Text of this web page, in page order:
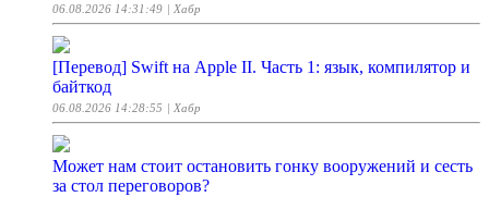
06.08.2026 14:31:49 | Хабр
[Перевод] Swift на Apple II. Часть 1: язык, компилятор и
байткод
06.08.2026 14:28:55 | Хабр
Может нам стоит остановить гонку вооружений и сесть
за стол переговоров?